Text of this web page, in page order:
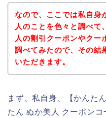
なので、ここでは私自身
人のことを色々と調べて
人の割引クーポンやクー
調べてみたので、その結
いただきます。
まず、私自身、【かんた
たん ぬか美人 クーポンコ